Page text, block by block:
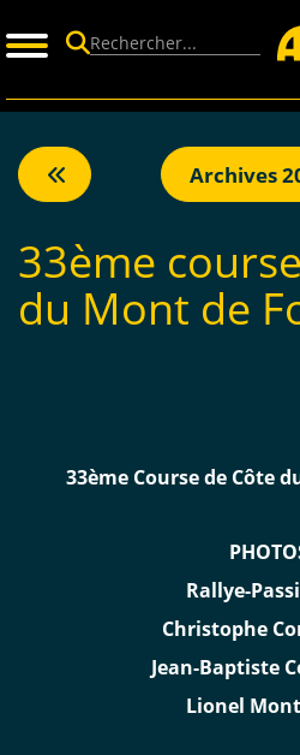
Archives
33ème
du Mont de
33ème Course de Côte
Rallye-
Christophe
Jean-Baptiste
Lionel